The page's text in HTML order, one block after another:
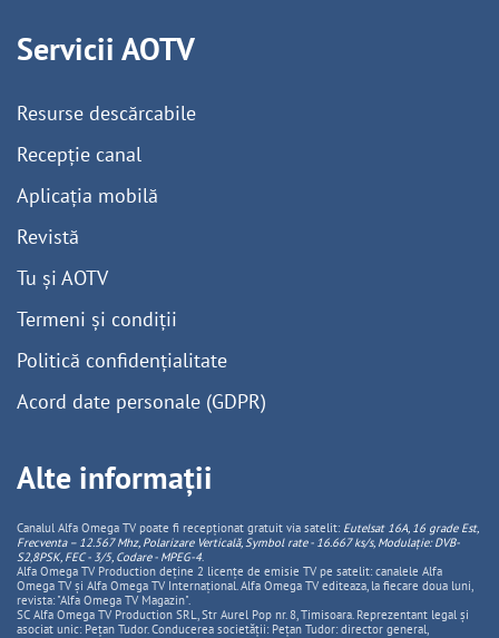
Servicii AOTV
Resurse descărcabile
Recepție canal
Aplicația mobilă
Revistă
Tu și AOTV
Termeni și condiții
Politică confidențialitate
Acord date personale (GDPR)
Alte informații
Canalul Alfa Omega TV poate fi recepționat gratuit via satelit: Eutelsat 16A, 16 grade Est,
Frecventa – 12.567 Mhz, PolarizareVerticală, Symbol rate - 16.667 ks/s, Modulație: DVB-
S2,8PSK, FEC - 3/5, Codare - MPEG-4.
Alfa Omega TV Production deține 2 licențe de emisie TV pe satelit: canalele Alfa
Omega TV și Alfa Omega TV Internațional. Alfa Omega TV editeaza, la fiecare doua luni,
revista: "Alfa Omega TV Magazin".
SC Alfa Omega TV Production SRL, Str Aurel Pop nr. 8, Timisoara. Reprezentant legal și
asociat unic: Pețan Tudor. Conducerea societății: Pețan Tudor: director general,